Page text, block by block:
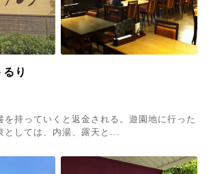
り
を持っていくと返金される。遊園地に行った
としては、内湯、露天と...